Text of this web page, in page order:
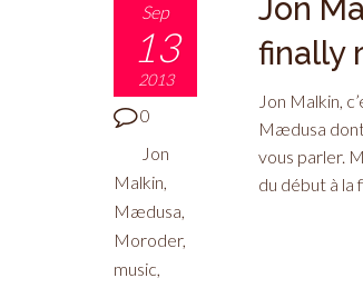
Sep
13
2013
0
Jon
Malkin
Mædusa
Moroder,
music
Jon
finally
Jon Malkin,
Mædusa dont
vous parler.
du début à la